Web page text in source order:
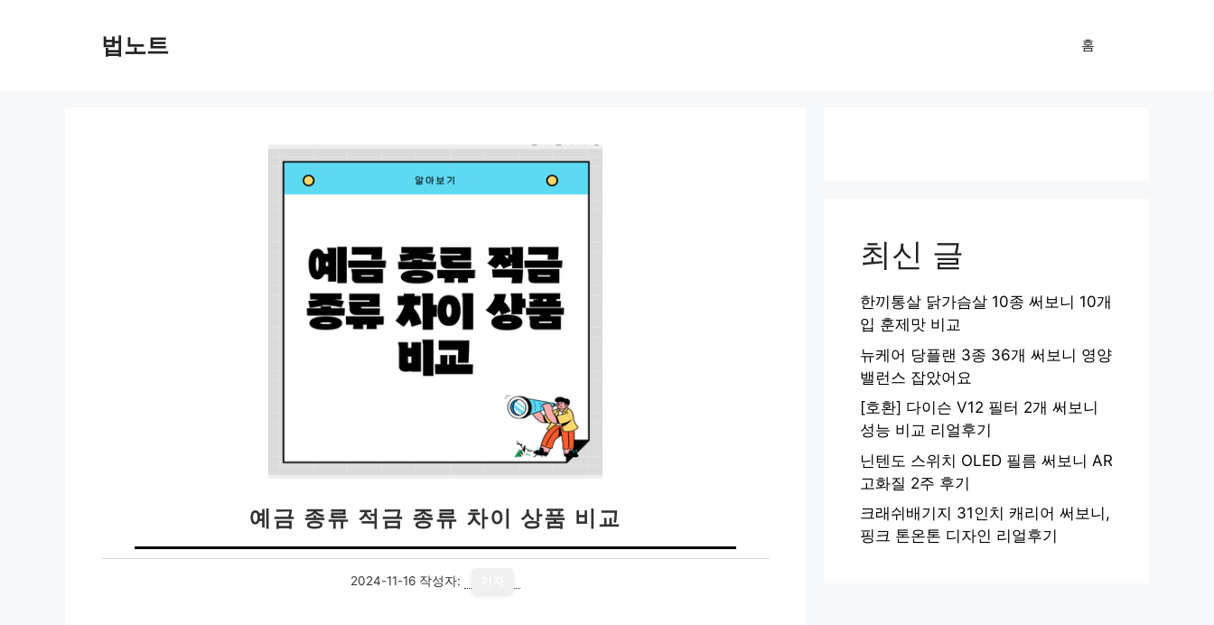
법노트 홈
예금 종류 적금 종류 차이 상품 비교
2024-11-16 작성자:
최신 글
한끼통살 닭가슴살 10종 써보니 10개
입 훈제맛 비교
뉴케어 당플랜 3종 36개 써보니 영양
밸런스 잡았어요
[호환] 다이슨 V12 필터 2개 써보니
성능 비교 리얼후기
닌텐도 스위치 OLED 필름 써보니 AR
고화질 2주 후기
크래쉬배기지 31인치 캐리어 써보니,
핑크 톤온톤 디자인 리얼후기